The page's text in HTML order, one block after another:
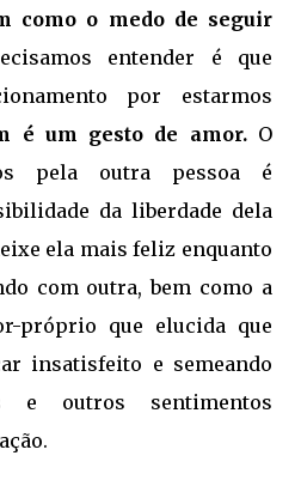
como o medo de seguir
entender é que
por estarmos
é um gesto de amor. O
pela outra pessoa é
da liberdade dela
ela mais feliz enquanto
com outra, bem como a
próprio que elucida que
insatisfeito e semeando
e outros sentimentos